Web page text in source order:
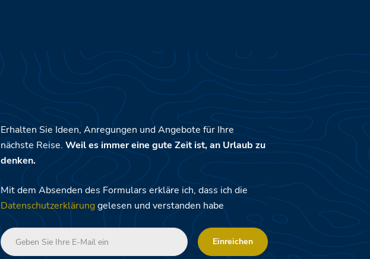
Erhalten Sie Ideen, Anregungen und Angebote für Ihre
nächste Reise. Weil es immer eine gute Zeit ist, an Urlaub zu
denken.
Mit dem Absenden des Formulars erkläre ich, dass ich die
Datenschutzerklärunggelesen und verstanden habe
Einreichen